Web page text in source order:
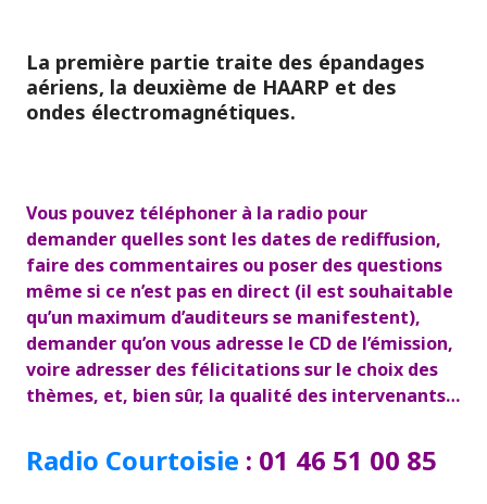
La première partie traite des épandages
aériens, la deuxième de HAARP et des
ondes électromagnétiques.
Vous pouvez téléphoner à la radio pour
demander quelles sont les dates de rediffusion,
faire des commentaires ou poser des questions
même si ce n’est pas en direct (il est souhaitable
qu’un maximum d’auditeurs se manifestent),
demander qu’on vous adresse le CD de l’émission,
voire adresser des félicitations sur le choix des
thèmes, et, bien sûr, la qualité des intervenants…
Radio Courtoisie : 01 46 51 00 85